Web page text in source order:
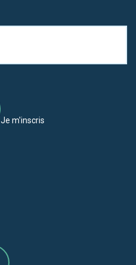
Je m'inscris